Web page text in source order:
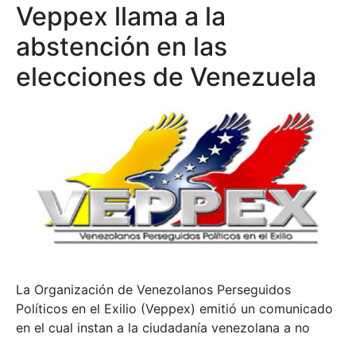
Veppex llama a la
abstención en las
elecciones de Venezuela
La Organización de Venezolanos Perseguidos
Políticos en el Exilio (Veppex) emitió un comunicado
en el cual instan a la ciudadanía venezolana a no